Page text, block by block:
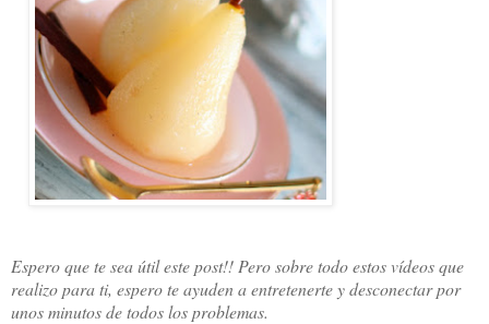
Espero que te sea útil este post!! Pero sobre todo estos vídeos que
realizo para ti, espero te ayuden a entretenerte y desconectar por
unos minutos de todos los problemas.